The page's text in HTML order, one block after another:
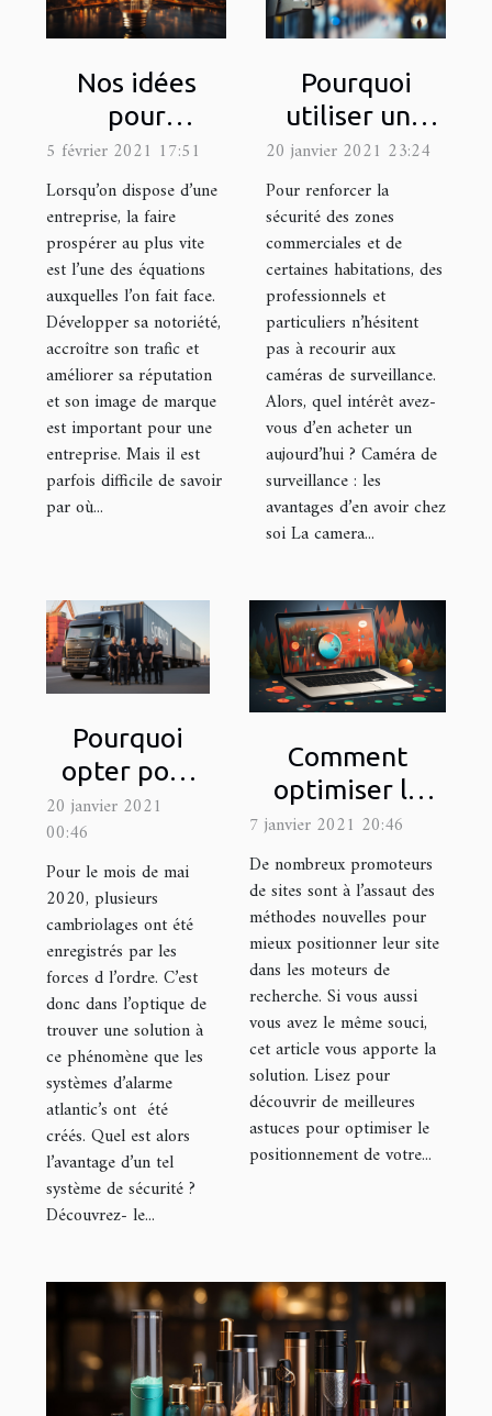
Nos idées
pour
développer la
notoriété de
votre
entreprise !
5 février 2021 17:51
Lorsqu’on dispose d’une
entreprise, la faire
prospérer au plus vite
est l’une des équations
auxquelles l’on fait face.
Développer sa notoriété,
accroître son trafic et
améliorer sa réputation
et son image de marque
est important pour une
entreprise. Mais il est
parfois difficile de savoir
par où...
Pourquoi
utiliser une
caméra de
surveillance ?
20 janvier 2021 23:24
Pour renforcer la
sécurité des zones
commerciales et de
certaines habitations, des
professionnels et
particuliers n’hésitent
pas à recourir aux
caméras de surveillance.
Alors, quel intérêt avez-
vous d’en acheter un
aujourd’hui ? Caméra de
surveillance : les
avantages d’en avoir chez
soi La camera...
Pourquoi
opter pour
atlantic’s ?
20 janvier 2021
00:46
Pour le mois de mai
2020, plusieurs
cambriolages ont été
enregistrés par les
forces d l’ordre. C’est
donc dans l’optique de
trouver une solution à
ce phénomène que les
systèmes d’alarme
atlantic’s ont été
créés. Quel est alors
l’avantage d’un tel
système de sécurité ?
Découvrez- le...
Comment
optimiser le
positionnement
de son site dans
les moteurs de
recherche ?
7 janvier 2021 20:46
De nombreux promoteurs
de sites sont à l’assaut des
méthodes nouvelles pour
mieux positionner leur site
dans les moteurs de
recherche. Si vous aussi
vous avez le même souci,
cet article vous apporte la
solution. Lisez pour
découvrir de meilleures
astuces pour optimiser le
positionnement de votre...